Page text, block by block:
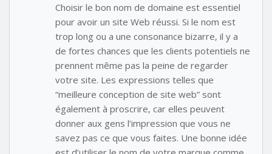
Choisir le bon nom de domaine est essentiel
pour avoir un site Web réussi. Si le nom est
trop long ou a une consonance bizarre, il y a
de fortes chances que les clients potentiels ne
prennent même pas la peine de regarder
votre site. Les expressions telles que
“meilleure conception de site web” sont
également à proscrire, car elles peuvent
donner aux gens l’impression que vous ne
savez pas ce que vous faites. Une bonne idée